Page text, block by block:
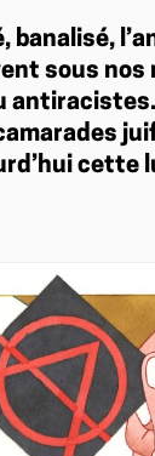
banalisé,
sous nos
cette